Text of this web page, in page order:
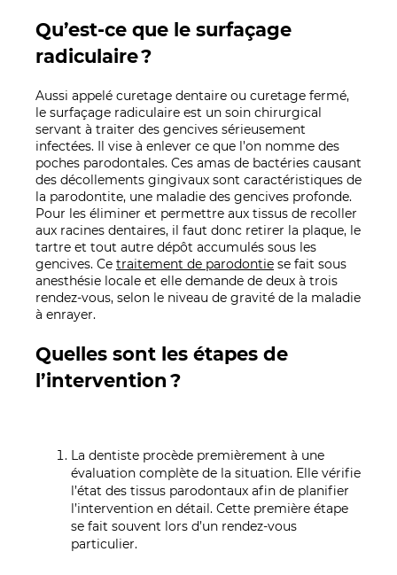
Qu’est-ce que le surfaçage
radiculaire ?
Aussi appelé curetage dentaire ou curetage fermé,
le surfaçage radiculaire est un soin chirurgical
servant à traiter des gencives sérieusement
infectées. Il vise à enlever ce que l’on nomme des
poches parodontales. Ces amas de bactéries causant
des décollements gingivaux sont caractéristiques de
la parodontite, une maladie des gencives profonde.
Pour les éliminer et permettre aux tissus de recoller
aux racines dentaires, il faut donc retirer la plaque, le
tartre et tout autre dépôt accumulés sous les
gencives. Ce traitement de parodontie se fait sous
anesthésie locale et elle demande de deux à trois
rendez-vous, selon le niveau de gravité de la maladie
à enrayer.
Quelles sont les étapes de
l’intervention ?
La dentiste procède premièrement à une
évaluation complète de la situation. Elle vérifie
l’état des tissus parodontaux afin de planifier
l’intervention en détail. Cette première étape
se fait souvent lors d’un rendez-vous
particulier.